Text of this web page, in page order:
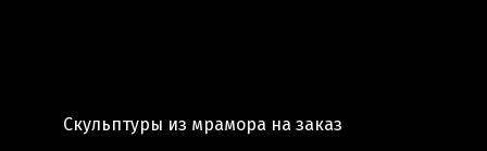
Скульптуры из мрамора на заказ